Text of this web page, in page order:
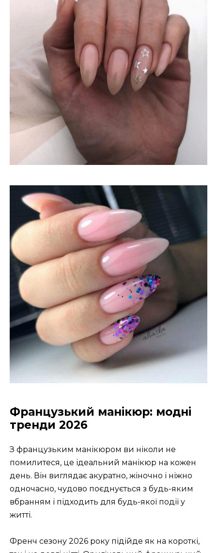
Французький манікюр: модні
тренди 2026
З французьким манікюром ви ніколи не
помилитеся, це ідеальний манікюр на кожен
день. Він виглядає акуратно, жіночно і ніжно
одночасно, чудово поєднується з будь-яким
вбранням і підходить для будь-якої події у
житті.
Френч сезону 2026 року підійде як на короткі,